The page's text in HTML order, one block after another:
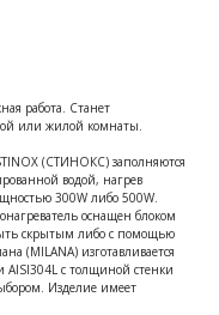
работа. Станет
или жилой комнаты.
(СТИНОКС) заполняются
водой, нагрев
300W либо 500W.
оснащен блоком
скрытым либо с помощью
(MILANA) изготавливается
AISI304L с толщиной стенки
Изделие имеет